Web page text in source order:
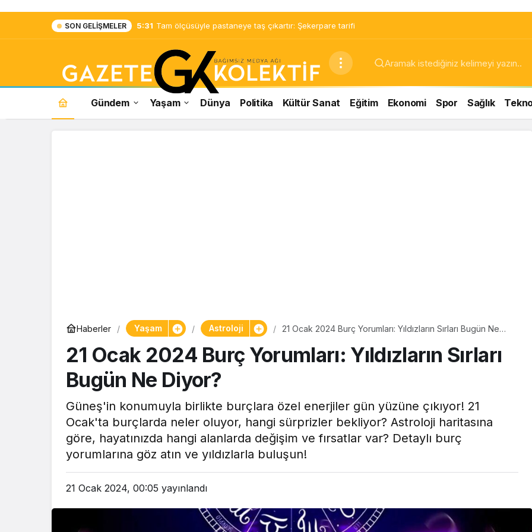
SON GELIŞMELER 5:31 Tam ölçüsüyle pastaneye taş çıkartır: Şekerpare tarifi
Gündem Yaşam Dünya Politika Kültür Sanat Eğitim Ekonomi Spor Sağlık
Haberler Yaşam Astroloji
21 Ocak 2024 Burç Yorumları: Yıldızların Sırları Bugün Ne
21 Ocak 2024 Burç Yorumları: Yıldızların Sırları
Bugün Ne Diyor?
Güneş'in konumuyla birlikte burçlara özel enerjiler gün yüzüne çıkıyor! 21
Ocak'ta burçlarda neler oluyor, hangi sürprizler bekliyor? Astroloji haritasına
göre, hayatınızda hangi alanlarda değişim ve fırsatlar var? Detaylı burç
yorumlarına göz atın ve yıldızlarla buluşun!
21 Ocak 2024, 00:05 yayınlandı
Yaşam
Tam ölçüsüyle
pastaneye taş çıkartır:
Şekerpare tarifi
Çayın yanına çok
yakışacak bir mucize:
Brownie tadında ıslak